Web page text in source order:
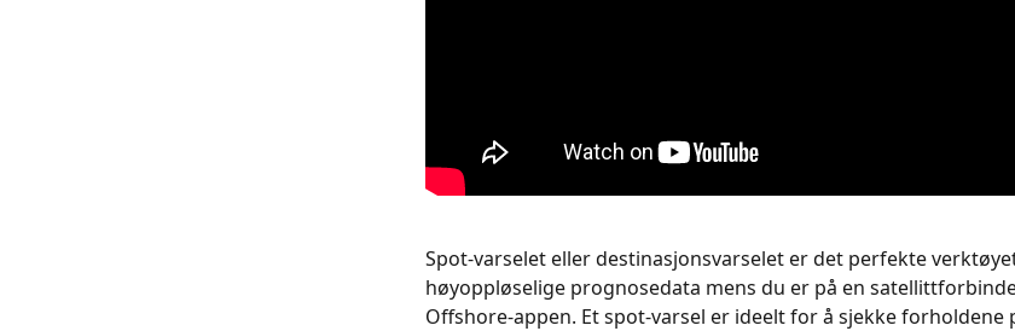
Spot-varselet eller destinasjonsvarselet er det perfekte
høyoppløselige prognosedata mens du er på en
Offshore-appen. Et spot-varsel er ideelt for å sjekke forholdene